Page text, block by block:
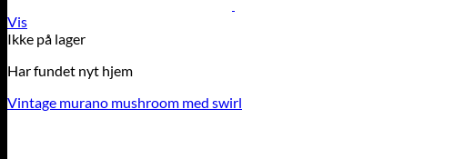
Vis
Ikke på lager
Har fundet nyt hjem
Vintage murano mushroom med swirl